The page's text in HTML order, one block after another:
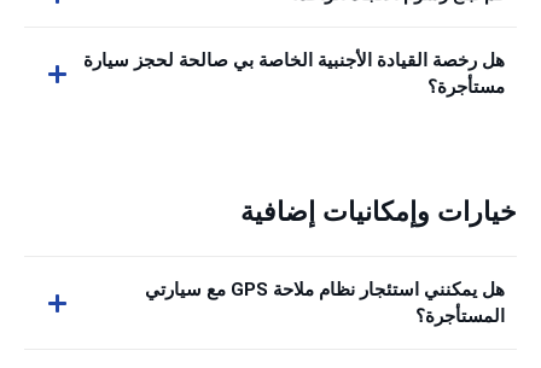
هل رخصة القيادة الأجنبية الخاصة بي صالحة لحجز سيارة
مستأجرة؟
خيارات وإمكانيات إضافية
هل يمكنني استئجار نظام ملاحة GPS مع سيارتي
المستأجرة؟